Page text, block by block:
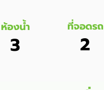
ห้องน้ำ
3
ที่จอดรถ
2